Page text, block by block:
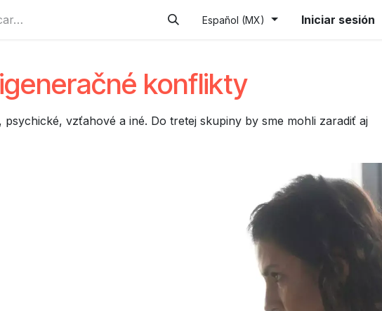
zamestnávanie Náhradné plnenie (testovacia)
Español (MX) Iniciar sesión
konflikty
vzťahové a iné. Do tretej skupiny by sme mohli zaradiť aj